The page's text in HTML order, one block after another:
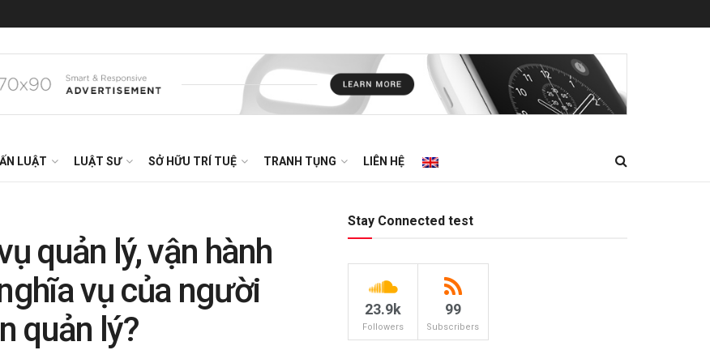
LUẬT LUẬT SƯ SỞ HỮU TRÍ TUỆ TRANH TỤNG LIÊN HỆ
quản lý, vận hành
vụ của người
quản lý?
Stay Connected test
23.9k
Followers
99
Subscribers